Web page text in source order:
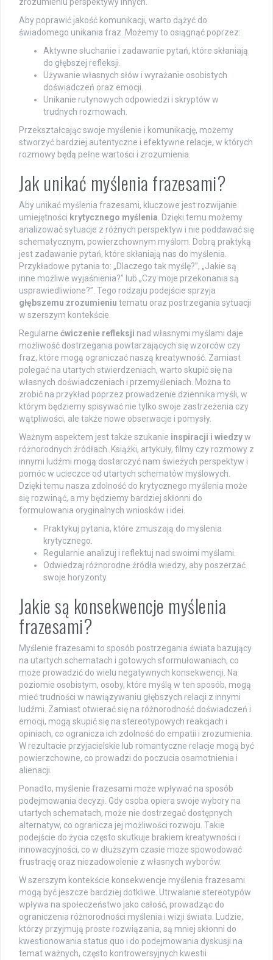
zrozumieniu perspektywy innych.
Aby poprawić jakość komunikacji, warto dążyć do
świadomego unikania fraz. Możemy to osiągnąć poprzez:
Aktywne słuchanie i zadawanie pytań, które skłaniają
do głębszej refleksji.
Używanie własnych słów i wyrażanie osobistych
doświadczeń oraz emocji.
Unikanie rutynowych odpowiedzi i skryptów w
trudnych rozmowach.
Przekształcając swoje myślenie i komunikację, możemy
stworzyć bardziej autentyczne i efektywne relacje, w których
rozmowy będą pełne wartości i zrozumienia.
Jak unikać myślenia frazesami?
Aby unikać myślenia frazesami, kluczowe jest rozwijanie
umiejętności krytycznego myślenia. Dzięki temu możemy
analizować sytuacje z różnych perspektyw i nie poddawać się
schematycznym, powierzchownym myślom. Dobrą praktyką
jest zadawanie pytań, które skłaniają nas do myślenia.
Przykładowe pytania to: „Dlaczego tak myślę?”, „Jakie są
inne możliwe wyjaśnienia?” lub „Czy moje przekonania są
usprawiedliwione?”. Tego rodzaju podejście sprzyja
głębszemu zrozumieniu tematu oraz postrzegania sytuacji
w szerszym kontekście.
Regularne ćwiczenie refleksji nad własnymi myślami daje
możliwość dostrzegania powtarzających się wzorców czy
fraz, które mogą ograniczać naszą kreatywność. Zamiast
polegać na utartych stwierdzeniach, warto skupić się na
własnych doświadczeniach i przemyśleniach. Można to
zrobić na przykład poprzez prowadzenie dziennika myśli, w
którym będziemy spisywać nie tylko swoje zastrzeżenia czy
wątpliwości, ale także nowe obserwacje i pomysły.
Ważnym aspektem jest także szukanie inspiracji i wiedzyw
różnorodnych źródłach. Książki, artykuły, filmy czy rozmowy z
innymi ludźmi mogą dostarczyć nam świeżych perspektyw i
pomóc w ucieczce od utartych schematów myślowych.
Dzięki temu nasza zdolność do krytycznego myślenia może
się rozwinąć, a my będziemy bardziej skłonni do
formułowania oryginalnych wniosków i idei.
Praktykuj pytania, które zmuszają do myślenia
krytycznego.
Regularnie analizuj i reflektuj nad swoimi myślami.
Odwiedzaj różnorodne źródła wiedzy, aby poszerzać
swoje horyzonty.
Jakie są konsekwencje myślenia
frazesami?
Myślenie frazesami to sposób postrzegania świata bazujący
na utartych schematach i gotowych sformułowaniach, co
może prowadzić do wielu negatywnych konsekwencji. Na
poziomie osobistym, osoby, które myślą w ten sposób, mogą
mieć trudności w nawiązywaniu głębszych relacji z innymi
ludźmi. Zamiast otwierać się na różnorodność doświadczeń i
emocji, mogą skupić się na stereotypowych reakcjach i
opiniach, co ogranicza ich zdolność do empatii i zrozumienia.
W rezultacie przyjacielskie lub romantyczne relacje mogą być
powierzchowne, co prowadzi do poczucia osamotnienia i
alienacji.
Ponadto, myślenie frazesami może wpływać na sposób
podejmowania decyzji. Gdy osoba opiera swoje wybory na
utartych schematach, może nie dostrzegać dostępnych
alternatyw, co ogranicza jej możliwości rozwoju. Takie
podejście do życia często skutkuje brakiem kreatywności i
innowacyjności, co w dłuższym czasie może spowodować
frustrację oraz niezadowolenie z własnych wyborów.
W szerszym kontekście konsekwencje myślenia frazesami
mogą być jeszcze bardziej dotkliwe. Utrwalanie stereotypów
wpływa na społeczeństwo jako całość, prowadząc do
ograniczenia różnorodności myślenia i wizji świata. Ludzie,
którzy przyjmują proste rozwiązania, są mniej skłonni do
kwestionowania status quo i do podejmowania dyskusji na
temat ważnych, często kontrowersyjnych kwestii